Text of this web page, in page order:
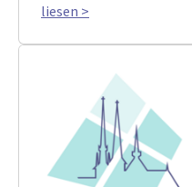
liesen >